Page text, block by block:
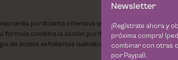
purificante intensiva que actúa sobre los
fórmula combina la acción purificante de la arcilla
de ácidos exfoliantes (salicílico, mandélico y
Newsletter
¡Regístrate ahora y
próxima compra!
combinar con otras
por Paypal).